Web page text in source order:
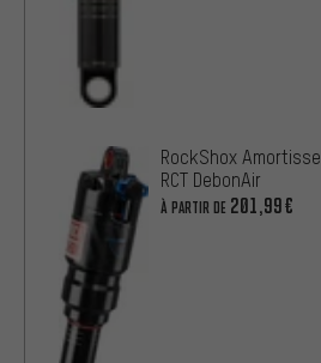
RockShox
RCT DebonAir
À PARTIR DE 201,99€